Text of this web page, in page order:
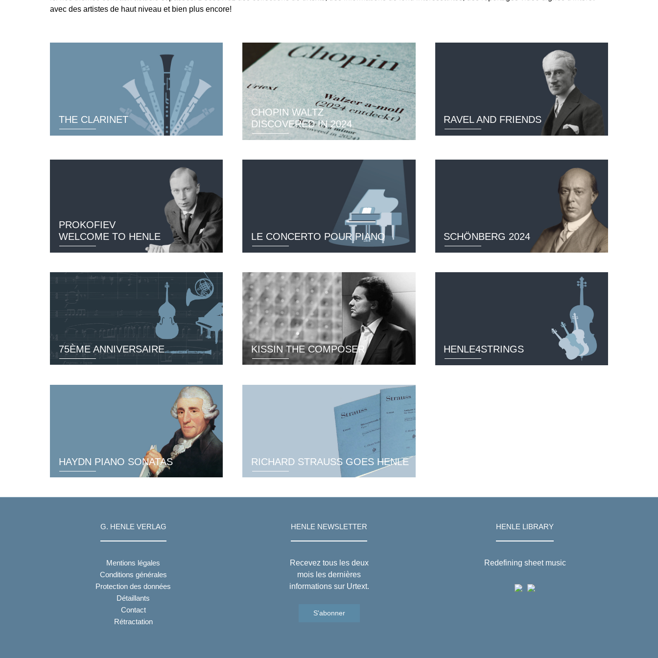
KISSIN THE COMPOSER
avec des artistes de haut niveau et bien plus encore!
THE CLARINET
CHOPIN WALTZ
DISCOVERED IN 2024
RAVEL AND FRIENDS
PROKOFIEV
WELCOME TO HENLE
LE CONCERTO POUR PIANO SCHÖNBERG 2024
75ÈME ANNIVERSAIRE KISSIN THE COMPOSER HENLE4STRINGS
HAYDN PIANO SONATAS RICHARD STRAUSS GOES HENLE
G. HENLE VERLAG
Mentions légales
Conditions générales
Protection des données
Détaillants
Contact
Rétractation
HENLE NEWSLETTER
Recevez tous les deux
mois les dernières
informations sur Urtext.
S'abonner
HENLE LIBRARY
Redefining sheet music